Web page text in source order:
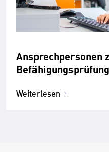
Ansprechpersonen
Weiterlesen